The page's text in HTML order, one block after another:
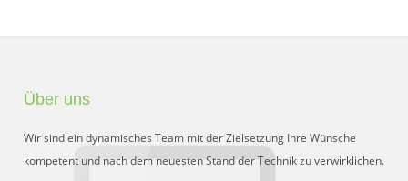
Über uns
Wir sind ein dynamisches Team mit der Zielsetzung Ihre Wünsche
kompetent und nach dem neuesten Stand der Technik zu verwirklichen.